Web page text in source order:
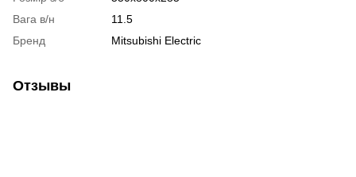
Вага в/н
11.5
Бренд
Mitsubishi Electric
Отзывы